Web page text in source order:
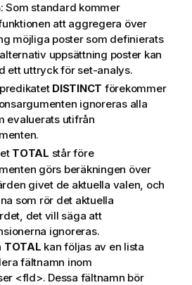
: Som standard kommer
att aggregera över
möjliga poster som definierats
uppsättning poster kan
ett uttryck för set-analys.
DISTINCT förekommer
ignoreras alla
evaluerats utifrån
TOTAL står före
görs beräkningen över
givet de aktuella valen, och
som rör det aktuella
det vill säga att
ignoreras.
TOTAL kan följas av en lista
fältnamn inom
<fld>. Dessa fältnamn bör